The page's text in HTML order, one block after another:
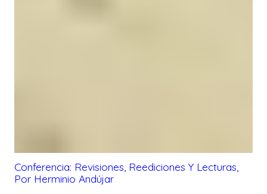
Conferencia: Revisiones, Reediciones Y Lecturas,
Por Herminio Andújar